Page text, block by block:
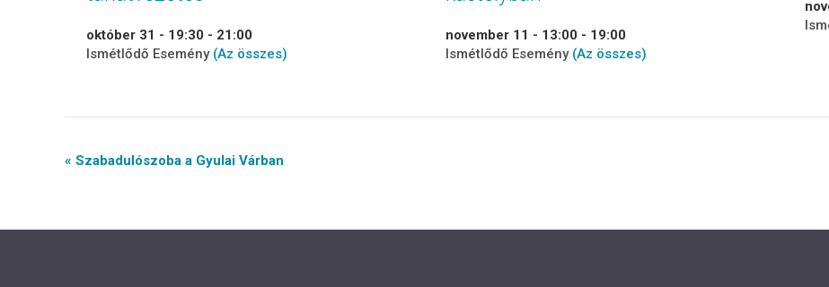
október 31 - 19:30 - 21:00
Ismétlődő Esemény (Az összes)
november 11 - 13:00 - 19:00
Ismétlődő Esemény (Az összes)
Event
« Szabadulószoba a Gyulai Várban